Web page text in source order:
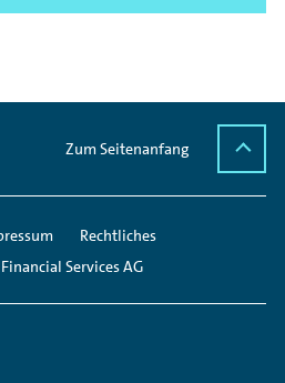
Zum Seitenanfang
Rechtliches
Services AG